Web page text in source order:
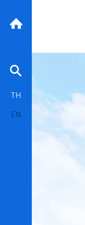
to
content
TH
EN